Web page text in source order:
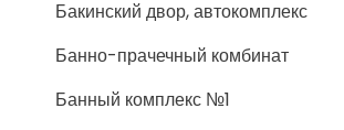
Бакинский двор, автокомплекс
Банно-прачечный комбинат
Банный комплекс №1